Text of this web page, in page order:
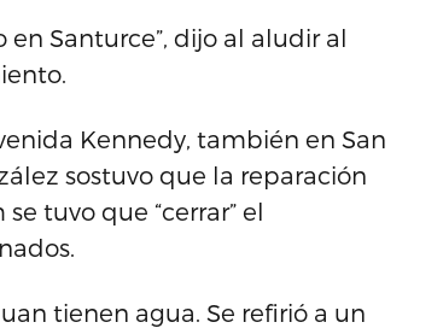
en Santurce”, dijo al aludir al
Kennedy, también en San
sostuvo que la reparación
tuvo que “cerrar” el
tienen agua. Se refirió a un